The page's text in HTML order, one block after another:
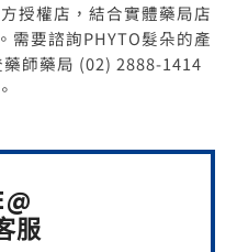
授權店，結合實體藥局店
需要諮詢PHYTO髮朵的產
師藥局 (02) 2888-1414
服